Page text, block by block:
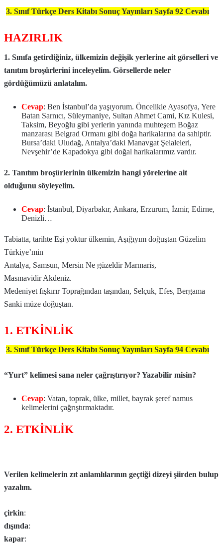
3. Sınıf Türkçe Ders Kitabı Sonuç Yayınları Sayfa 92 Cevabı
HAZIRLIK
1. Sınıfa getirdiğiniz, ülkemizin değişik yerlerine ait görselleri ve
tanıtım broşürlerini inceleyelim. Görsellerde neler
gördüğümüzü anlatalım.
Cevap: Ben İstanbul’da yaşıyorum. Öncelikle Ayasofya, Yere
Batan Sarnıcı, Süleymaniye, Sultan Ahmet Cami, Kız Kulesi,
Taksim, Beyoğlu gibi yerlerin yanında muhteşem Boğaz
manzarası Belgrad Ormanı gibi doğa harikalarına da sahiptir.
Bursa’daki Uludağ, Antalya’daki Manavgat Şelaleleri,
Nevşehir’de Kapadokya gibi doğal harikalarımız vardır.
2. Tanıtım broşürlerinin ülkemizin hangi yörelerine ait
olduğunu söyleyelim.
Cevap: İstanbul, Diyarbakır, Ankara, Erzurum, İzmir, Edirne,
Denizli…
Tabiatta, tarihte Eşi yoktur ülkemin, Aşığıyım doğuştan Güzelim
Türkiye’min
Antalya, Samsun, Mersin Ne güzeldir Marmaris,
Masmavidir Akdeniz.
Medeniyet fışkırır Toprağından taşından, Selçuk, Efes, Bergama
Sanki müze doğuştan.
1. ETKİNLİK
3. Sınıf Türkçe Ders Kitabı Sonuç Yayınları Sayfa 94 Cevabı
“Yurt” kelimesi sana neler çağrıştırıyor? Yazabilir misin?
Cevap: Vatan, toprak, ülke, millet, bayrak şeref namus
kelimelerini çağrıştırmaktadır.
2. ETKİNLİK
Verilen kelimelerin zıt anlamlılarının geçtiği dizeyi şiirden bulup
yazalım.
çirkin:
dışında:
kapar: